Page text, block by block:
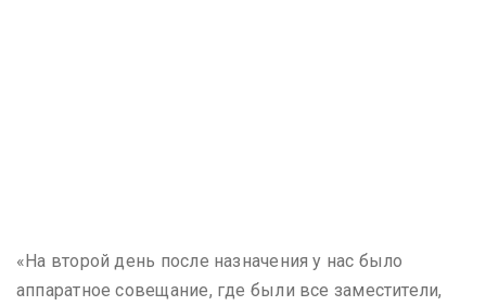
«На второй день после назначения у нас было
аппаратное совещание, где были все заместители,